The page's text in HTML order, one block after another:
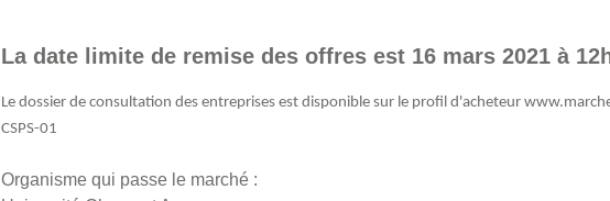
La date limite de remise des offres est 16 mars 2021 à
Le dossier de consultation des entreprises est disponible sur le profil d'acheteur
CSPS-01
Organisme qui passe le marché :